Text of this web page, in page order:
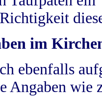
im
ebenfalls
Angaben wie